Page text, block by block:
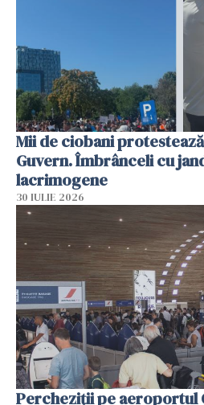
Mii de ciobani protestează
Guvern. Îmbrânceli cu
lacrimogene
30 IULIE 2026
Percheziții pe aeroportul